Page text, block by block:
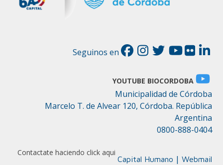
Contactate haciendo click aqui
Seguinos en
YOUTUBE BIOCORDOBA
Municipalidad de Córdoba
Marcelo T. de Alvear 120, Córdoba. República
Argentina
0800-888-0404
Capital Humano | Webmail